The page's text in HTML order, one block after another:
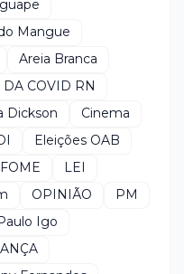
Mangue
Areia Branca
DA COVID RN
Dickson
Cinema
Eleições OAB
FOME
LEI
OPINIÃO
PM
Igo